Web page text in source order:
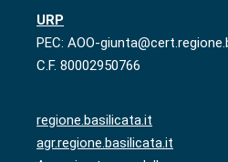
URP
PEC: AOO-
C.F. 80002950766
regione.basilicata.it
agr.regione.basilicata.it